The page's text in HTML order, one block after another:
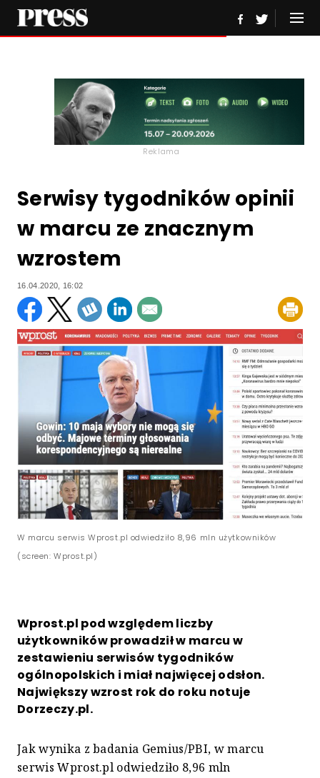
Reklama
Serwisy tygodników opinii
w marcu ze znacznym
wzrostem
16.04.2020, 16:02
W marcu serwis Wprost.pl odwiedziło 8,96 mln użytkowników
(screen: Wprost.pl)
Wprost.pl pod względem liczby
użytkowników prowadził w marcu w
zestawieniu serwisów tygodników
ogólnopolskich i miał najwięcej odsłon.
Największy wzrost rok do roku notuje
Dorzeczy.pl.
Jak wynika z badania Gemius/PBI, w marcu
serwis Wprost.pl odwiedziło 8,96 mln